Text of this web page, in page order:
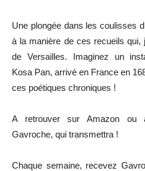
Une plongée dans les coulisses
à la manière de ces recueils qui,
de Versailles. Imaginez un
Kosa Pan, arrivé en France en
ces poétiques chroniques !
A retrouver sur Amazon ou
Gavroche, qui transmettra !
Chaque semaine, recevez